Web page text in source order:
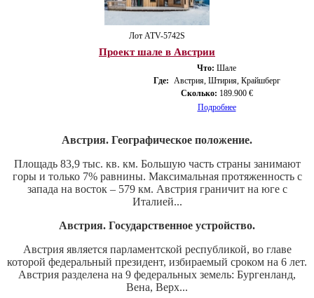
Лот ATV-5742S
Проект шале в Австрии
Что: Шале
Где: Австрия, Штирия, Крайшберг
Сколько: 189.900 €
Подробнее
Австрия. Географическое положение.
Площадь 83,9 тыс. кв. км. Большую часть страны занимают
горы и только 7% равнины. Максимальная протяженность с
запада на восток – 579 км. Австрия граничит на юге с
Италией...
Австрия. Государственное устройство.
Австрия является парламентской республикой, во главе
которой федеральный президент, избираемый сроком на 6 лет.
Австрия разделена на 9 федеральных земель: Бургенланд,
Вена, Верх...